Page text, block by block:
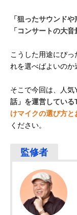
「狙ったサウンド
「コンサートの大
こうした用途にぴ
れを選べばよいのか
そこで今回は、人
話」を運営している
けマイクの選び方と
ください。